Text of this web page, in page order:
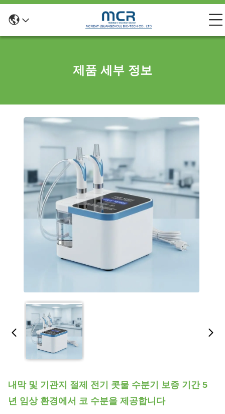
제품 세부 정보
내막 및 기관지 절제 전기 콧물 수분기 보증 기간 5
년 임상 환경에서 코 수분을 제공합니다